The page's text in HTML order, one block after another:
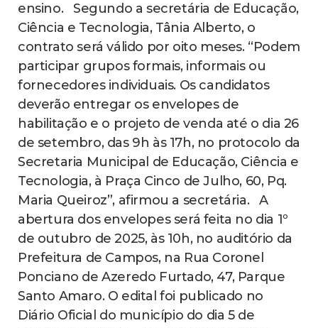
ensino. Segundo a secretária de Educação,
Ciência e Tecnologia, Tânia Alberto, o
contrato será válido por oito meses. “Podem
participar grupos formais, informais ou
fornecedores individuais. Os candidatos
deverão entregar os envelopes de
habilitação e o projeto de venda até o dia 26
de setembro, das 9h às 17h, no protocolo da
Secretaria Municipal de Educação, Ciência e
Tecnologia, à Praça Cinco de Julho, 60, Pq.
Maria Queiroz”, afirmou a secretária. A
abertura dos envelopes será feita no dia 1º
de outubro de 2025, às 10h, no auditório da
Prefeitura de Campos, na Rua Coronel
Ponciano de Azeredo Furtado, 47, Parque
Santo Amaro. O edital foi publicado no
Diário Oficial do município do dia 5 de